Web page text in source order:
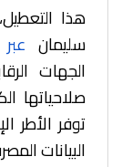
هذا
سليمان
الجهات
صلاحياتها
توفر الأطر
البيانات